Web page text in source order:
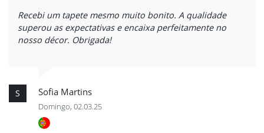
Recebi um tapete mesmo muito bonito. A qualidade
superou as expectativas e encaixa perfeitamente no
nosso décor. Obrigada!
S Sofia Martins
Domingo, 02.03.25